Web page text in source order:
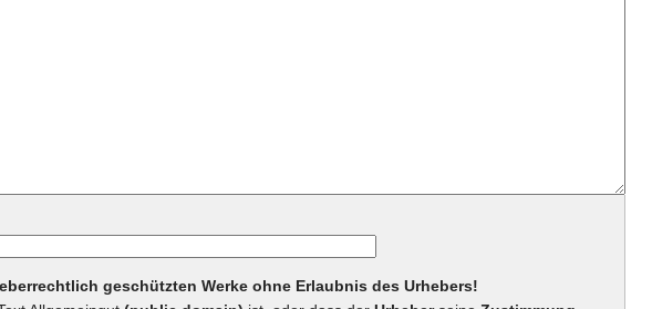
geschützten Werke ohne Erlaubnis des Urhebers!